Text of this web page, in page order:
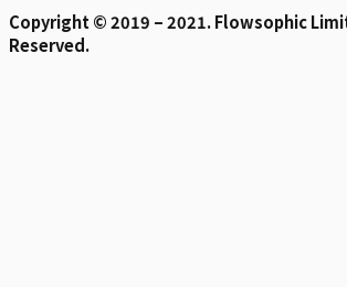
Copyright © 2019 – 2021. Flowsophic
Reserved.